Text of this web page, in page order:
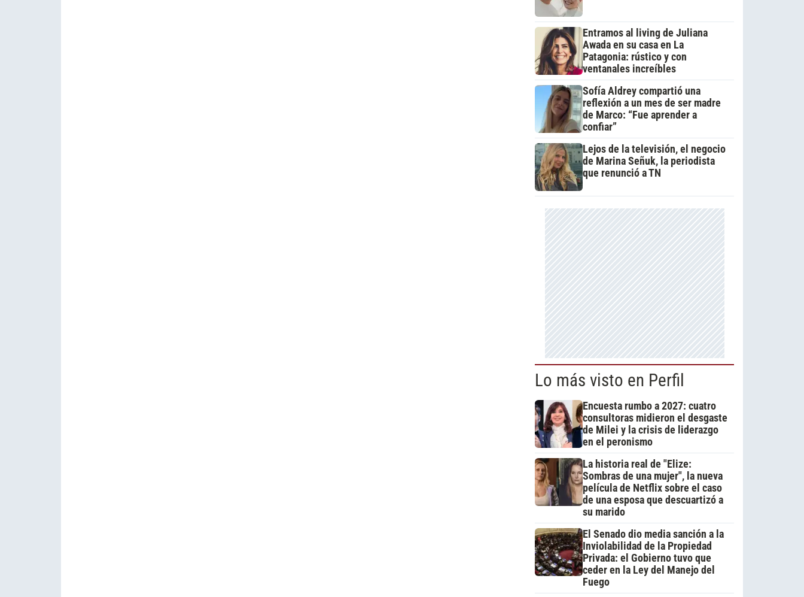
Entramos al living de Juliana
Awada en su casa en La
Patagonia: rústico y con
ventanales increíbles
Sofía Aldrey compartió una
reflexión a un mes de ser madre
de Marco: “Fue aprender a
confiar”
Lejos de la televisión, el negocio
de Marina Señuk, la periodista
que renunció a TN
Lo más visto en Perfil
Encuesta rumbo a 2027: cuatro
consultoras midieron el desgaste
de Milei y la crisis de liderazgo
en el peronismo
La historia real de "Elize:
Sombras de una mujer", la nueva
película de Netflix sobre el caso
de una esposa que descuartizó a
su marido
El Senado dio media sanción a la
Inviolabilidad de la Propiedad
Privada: el Gobierno tuvo que
ceder en la Ley del Manejo del
Fuego